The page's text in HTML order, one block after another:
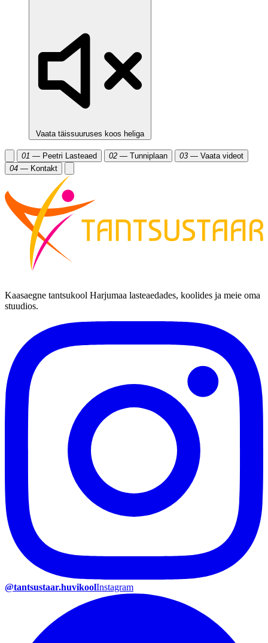
Vaata täissuuruses koos heliga
01 — Peetri Lasteaed 02 — Tunniplaan 03 — Vaata videot
04 — Kontakt
Kaasaegne tantsukool Harjumaa lasteaedades, koolides ja meie oma
stuudios.
@tantsustaar.huvikoolInstagram